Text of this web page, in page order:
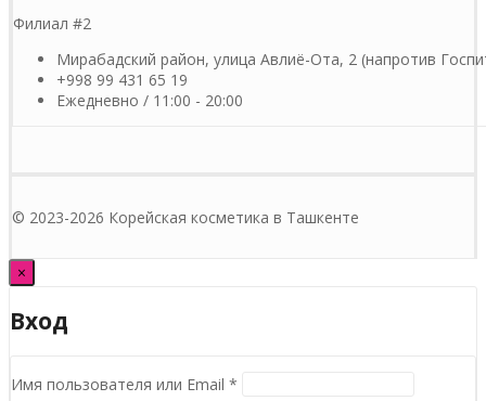
Филиал #2
Мирабадский район, улица Авлиё-Ота, 2 (напротив
+998 99 431 65 19
Ежедневно / 11:00 - 20:00
© 2023-2026 Корейская косметика в Ташкенте
×
Вход
Имя пользователя или Email *